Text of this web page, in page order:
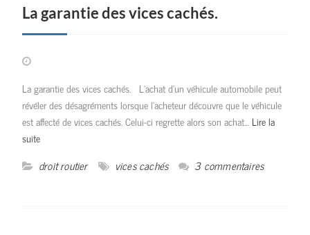
La garantie des vices cachés.
La garantie des vices cachés. L’achat d’un véhicule automobile peut
révéler des désagréments lorsque l’acheteur découvre que le véhicule
est affecté de vices cachés. Celui-ci regrette alors son achat… Lire la
suite
droit routier vices cachés 3 commentaires